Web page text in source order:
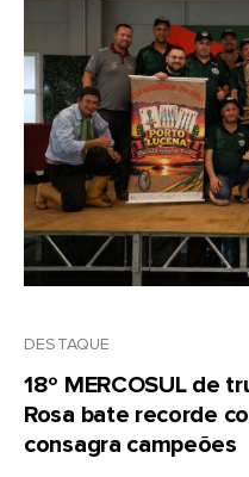
DESTAQUE
18º MERCOSUL de
Rosa bate recorde
consagra campeões